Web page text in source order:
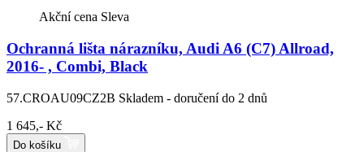
Akční cena Sleva
Ochranná lišta nárazníku, Audi A6 (C7) Allroad,
2016- , Combi, Black
57.CROAU09CZ2B Skladem - doručení do 2 dnů
1 645,- Kč
Do košíku